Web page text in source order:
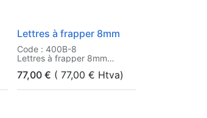
Lettres à frapper 8mm
Code : 400B-8
Lettres à frapper 8mm
77,00 € ( 77,00 € Htva)